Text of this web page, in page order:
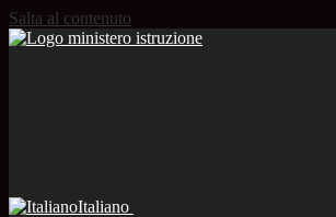
Salta al contenuto
Italiano